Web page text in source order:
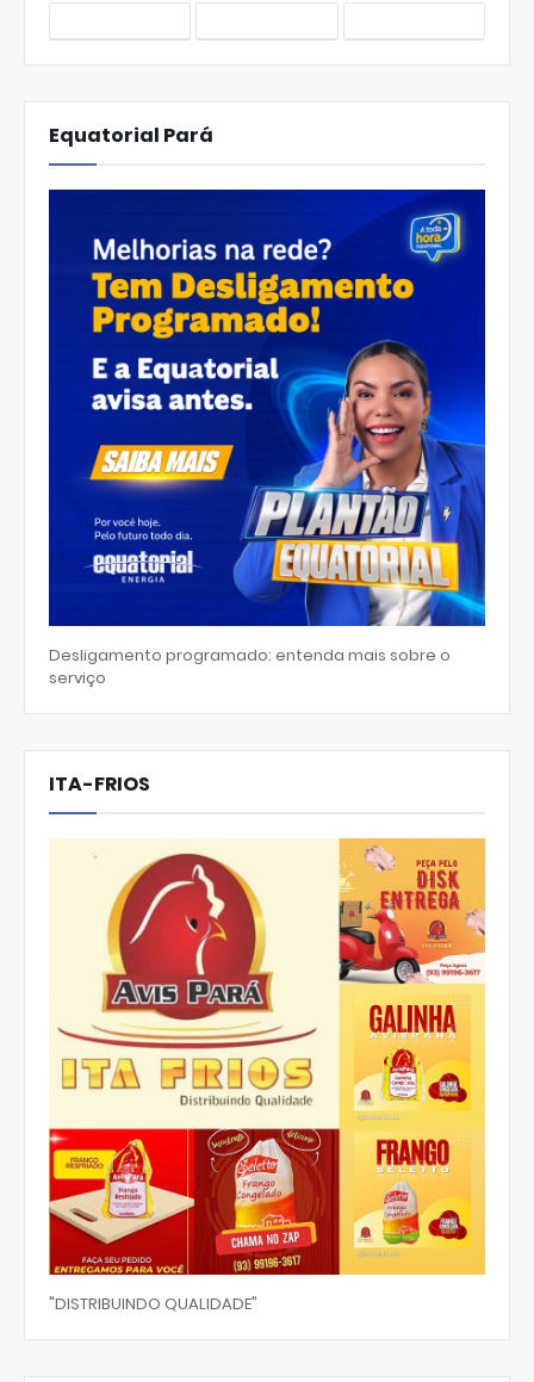
Equatorial Pará
Desligamento programado: entenda mais sobre o
serviço
ITA-FRIOS
"DISTRIBUINDO QUALIDADE"